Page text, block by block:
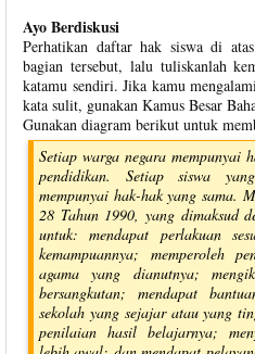
Ayo Berdiskusi
Perhatikan daftar hak siswa di
bagian tersebut, lalu tuliskanlah
katamu sendiri. Jika kamu
kata sulit, gunakan Kamus Besar
Gunakan diagram berikut untuk
Setiap warga negara mempunyai
pendidikan. Setiap siswa
mempunyai hak-hak yang sama.
28 Tahun 1990, yang dimaksud
untuk: mendapat perlakuan
kemampuannya; memperoleh
agama yang dianutnya;
bersangkutan; mendapat
sekolah yang sejajar atau yang
penilaian hasil belajarnya;